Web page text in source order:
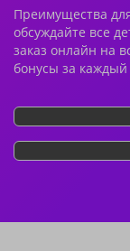
Преимущества
обсуждайте все
заказ онлайн на
бонусы за каждый